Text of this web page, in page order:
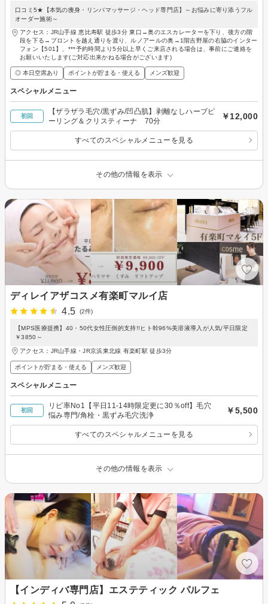
口コミ5★【本気の痩身・リンパマッサージ・ヘッド専門店】～お悩みに寄り添うフル
オーダー施術～
アクセス：JR山手線 恵比寿駅 徒歩3分 東口→奥のエスカレーターを下り、後方の階
段を下る→プロントを越え通りを渡り、ルノアールの奥→1階吉野屋の右脇のインター
フォン【501】、***予約時間より5分以上早くご来店される場合は、事前にご連絡を
お願いいたします(ご対応出来かねる場合がございます)
◎ 本日空席あり ポイントが貯まる・使える メンズ歓迎
スペシャルメニュー
初回
【ザラザラ毛穴/黒ずみ/凹凸肌】剥離なしハーブピ
ーリング＆クリスティーナ 70分
￥12,000
すべてのスペシャルメニューを見る
その他の情報を表示
ディレイアザコスメ有楽町マルイ店
4.5
(2件)
【MPS医療提携】40・50代女性圧倒的支持!!ヒト幹96%美溶液導入が人気/平日限定
￥3850～
アクセス：JR山手線・JR京浜東北線 有楽町駅 徒歩3分
ポイントが貯まる・使える メンズ歓迎
スペシャルメニュー
初回
リピ率No1【平日11-14時限定更に30％off】毛穴
悩み専門/角栓・黒ずみ毛穴洗浄
￥5,500
すべてのスペシャルメニューを見る
その他の情報を表示
【インディバ専門店】エステティック パルフェ